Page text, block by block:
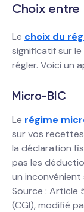
Choix
Le choix du
significatif sur
régler. Voici un
Micro-BIC
Le régime
sur vos
la déclaration
pas les
un
Source : Article
(CGI), modifié